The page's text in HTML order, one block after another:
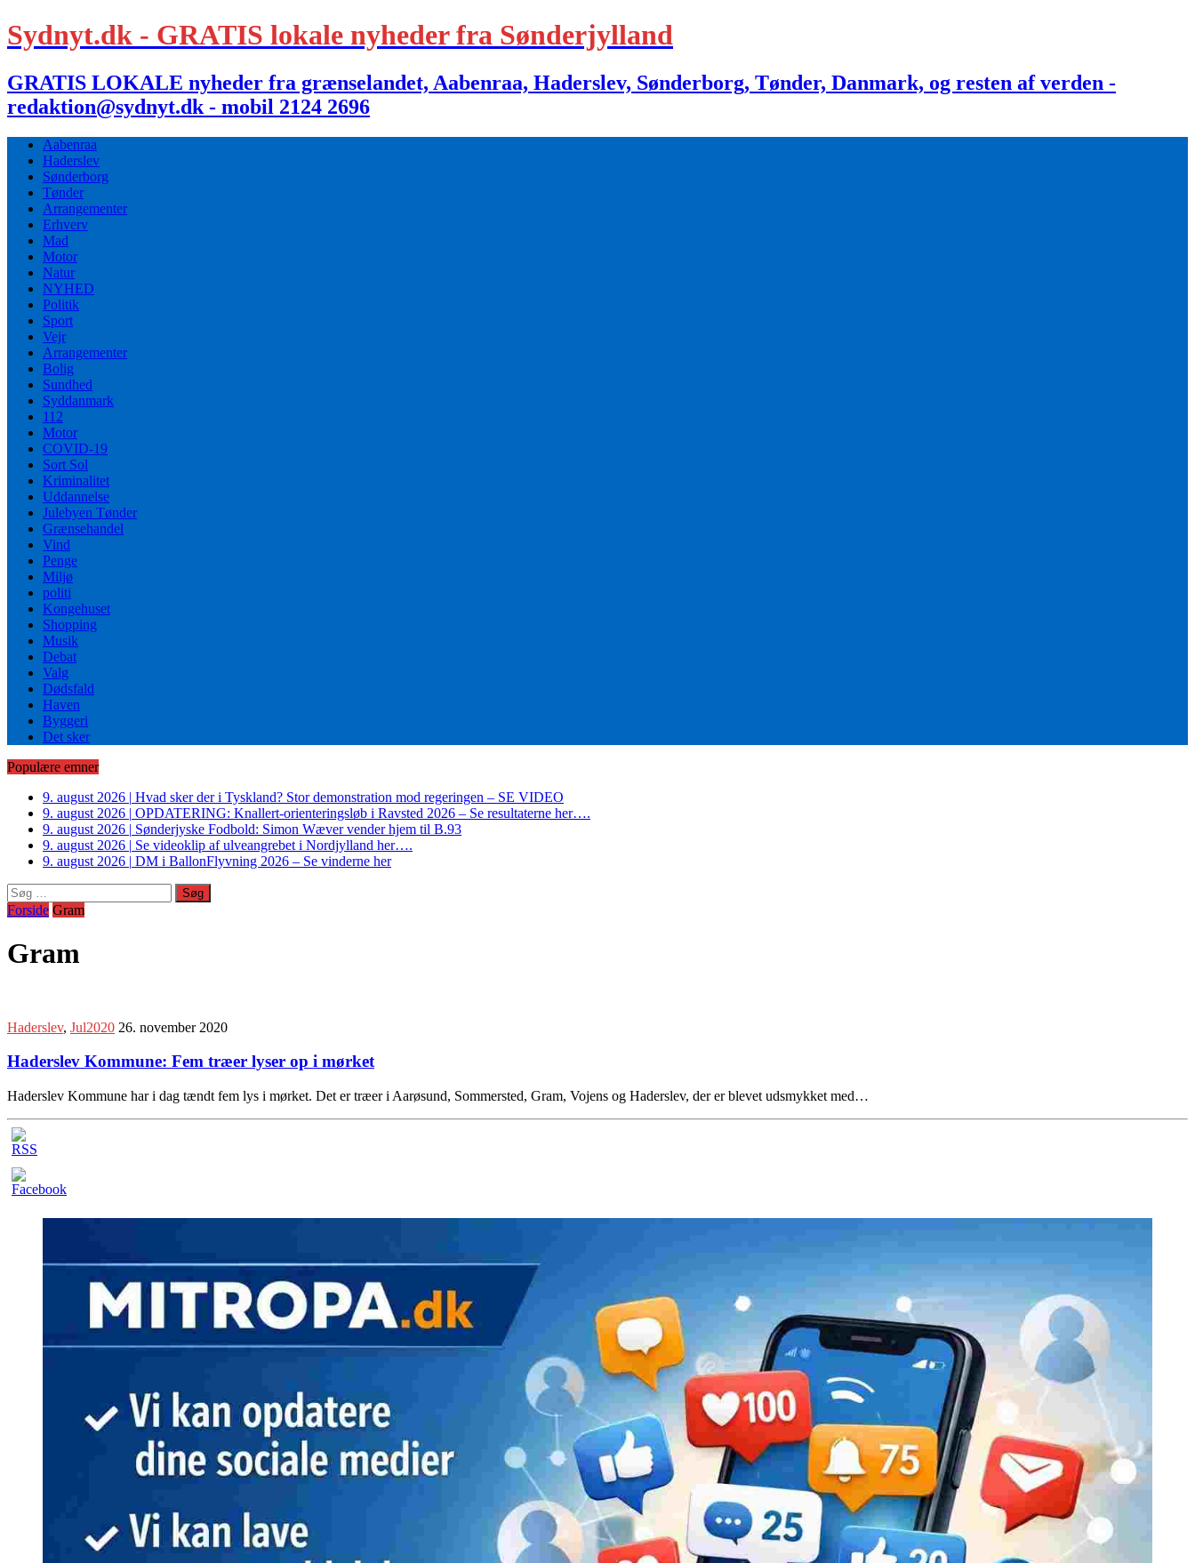
Sydnyt.dk - GRATIS lokale nyheder fra Sønderjylland
GRATIS LOKALE nyheder fra grænselandet, Aabenraa, Haderslev, Sønderborg, Tønder, Danmark, og resten af verden -
redaktion@sydnyt.dk - mobil 2124 2696
Aabenraa
Haderslev
Sønderborg
Tønder
Arrangementer
Erhverv
Mad
Motor
Natur
NYHED
Politik
Sport
Vejr
Arrangementer
Bolig
Sundhed
Syddanmark
112
Motor
COVID-19
Sort Sol
Kriminalitet
Uddannelse
Julebyen Tønder
Grænsehandel
Vind
Penge
Miljø
politi
Kongehuset
Shopping
Musik
Debat
Valg
Dødsfald
Haven
Byggeri
Det sker
Populære emner
9. august 2026 | Hvad sker der i Tyskland? Stor demonstration mod regeringen – SE VIDEO
9. august 2026 | OPDATERING: Knallert-orienteringsløb i Ravsted 2026 – Se resultaterne her….
9. august 2026 | Sønderjyske Fodbold: Simon Wæver vender hjem til B.93
9. august 2026 | Se videoklip af ulveangrebet i Nordjylland her….
9. august 2026 | DM i BallonFlyvning 2026 – Se vinderne her
Søg
efter:
Forside Gram
Gram
Haderslev, Jul2020 26. november 2020
Haderslev Kommune: Fem træer lyser op i mørket
Haderslev Kommune har i dag tændt fem lys i mørket. Det er træer i Aarøsund, Sommersted, Gram, Vojens og Haderslev, der er blevet udsmykket med…